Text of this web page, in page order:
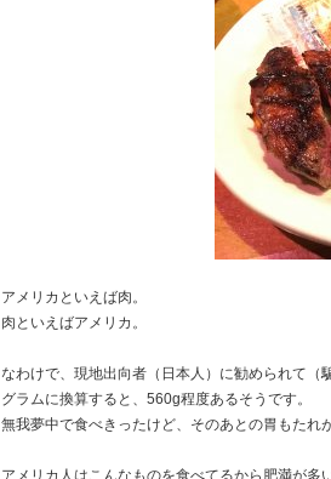
アメリカといえば肉。
肉といえばアメリカ。
なわけで、現地出向者（日本人）に勧められて（
グラムに換算すると、560g程度あるそうです。
無我夢中で食べきったけど、そのあとの胃もたれ
アメリカ人はこんなものを食べてるから肥満が多